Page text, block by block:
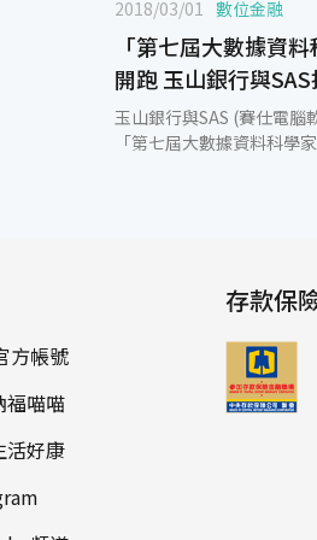
2018/03/01 數位金融
「第七屆大數據資料
開跑 玉山銀行與
「資料科學家」明日
玉山銀行與SAS (賽仕電腦
「第七屆大數據資料科學
希望學生體驗當前
化技術，結合線上與線下
測。而在競賽上首度分為
「商業洞察組」，邀請對
滿創意想法，以及有商業
學生來挑戰，達到結合理
方帳號
福喵喵
活好康
存款保